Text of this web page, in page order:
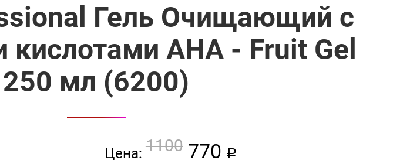
Гель Очищающий с
AHA - Fruit Gel
250 мл (6200)
Цена: 1100770 a